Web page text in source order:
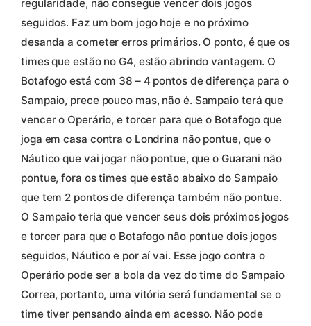
regularidade, não consegue vencer dois jogos
seguidos. Faz um bom jogo hoje e no próximo
desanda a cometer erros primários. O ponto, é que os
times que estão no G4, estão abrindo vantagem. O
Botafogo está com 38 – 4 pontos de diferença para o
Sampaio, prece pouco mas, não é. Sampaio terá que
vencer o Operário, e torcer para que o Botafogo que
joga em casa contra o Londrina não pontue, que o
Náutico que vai jogar não pontue, que o Guarani não
pontue, fora os times que estão abaixo do Sampaio
que tem 2 pontos de diferença também não pontue.
O Sampaio teria que vencer seus dois próximos jogos
e torcer para que o Botafogo não pontue dois jogos
seguidos, Náutico e por aí vai. Esse jogo contra o
Operário pode ser a bola da vez do time do Sampaio
Correa, portanto, uma vitória será fundamental se o
time tiver pensando ainda em acesso. Não pode